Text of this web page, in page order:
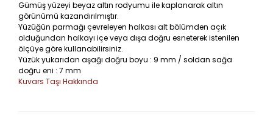
Gümüş yüzeyi beyaz altın rodyumu ile kaplanarak altın
görünümü kazandırılmıştır.
Yüzüğün parmağı çevreleyen halkası alt bölümden açık
olduğundan halkayı içe veya dışa doğru esneterek istenilen
ölçüye göre kullanabilirsiniz.
Yüzük yukarıdan aşağı doğru boyu : 9 mm / soldan sağa
doğru eni : 7 mm
Kuvars Taşı Hakkında